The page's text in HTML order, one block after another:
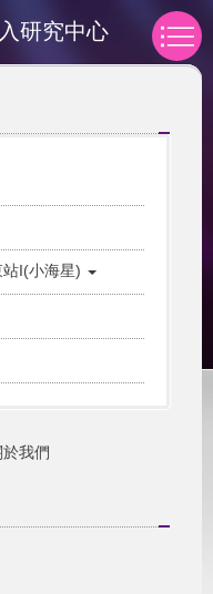
研究中心
I(小海星)
於我們